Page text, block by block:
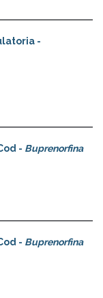
-
- Buprenorfina
- Buprenorfina